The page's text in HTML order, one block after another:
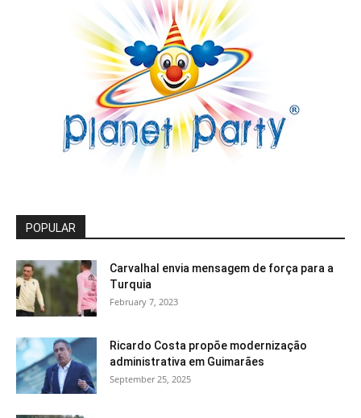
POPULAR
Carvalhal envia mensagem de força para a
Turquia
February 7, 2023
Ricardo Costa propõe modernização
administrativa em Guimarães
September 25, 2025